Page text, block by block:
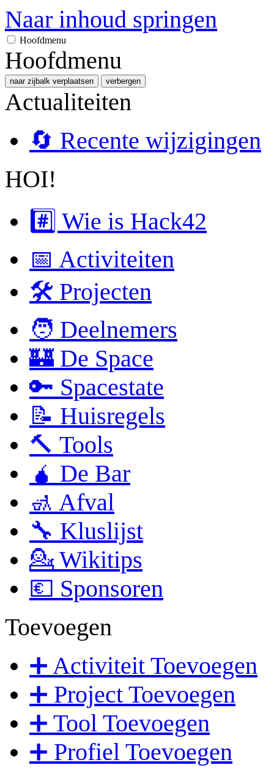
Naar inhoud springen
Hoofdmenu
Hoofdmenu
naar zijbalk verplaatsen verbergen
Actualiteiten
🔄 Recente wijzigingen
HOI!
#️⃣ Wie is Hack42
📅 Activiteiten
🛠 Projecten
🧑 Deelnemers
🏰 De Space
🔑 Spacestate
📝 Huisregels
🔨 Tools
🧉 De Bar
🚮 Afval
🔧 Kluslijst
💁 Wikitips
💶 Sponsoren
Toevoegen
➕ Activiteit Toevoegen
➕ Project Toevoegen
➕ Tool Toevoegen
➕ Profiel Toevoegen